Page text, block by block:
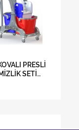
PRESLİ
SETİ